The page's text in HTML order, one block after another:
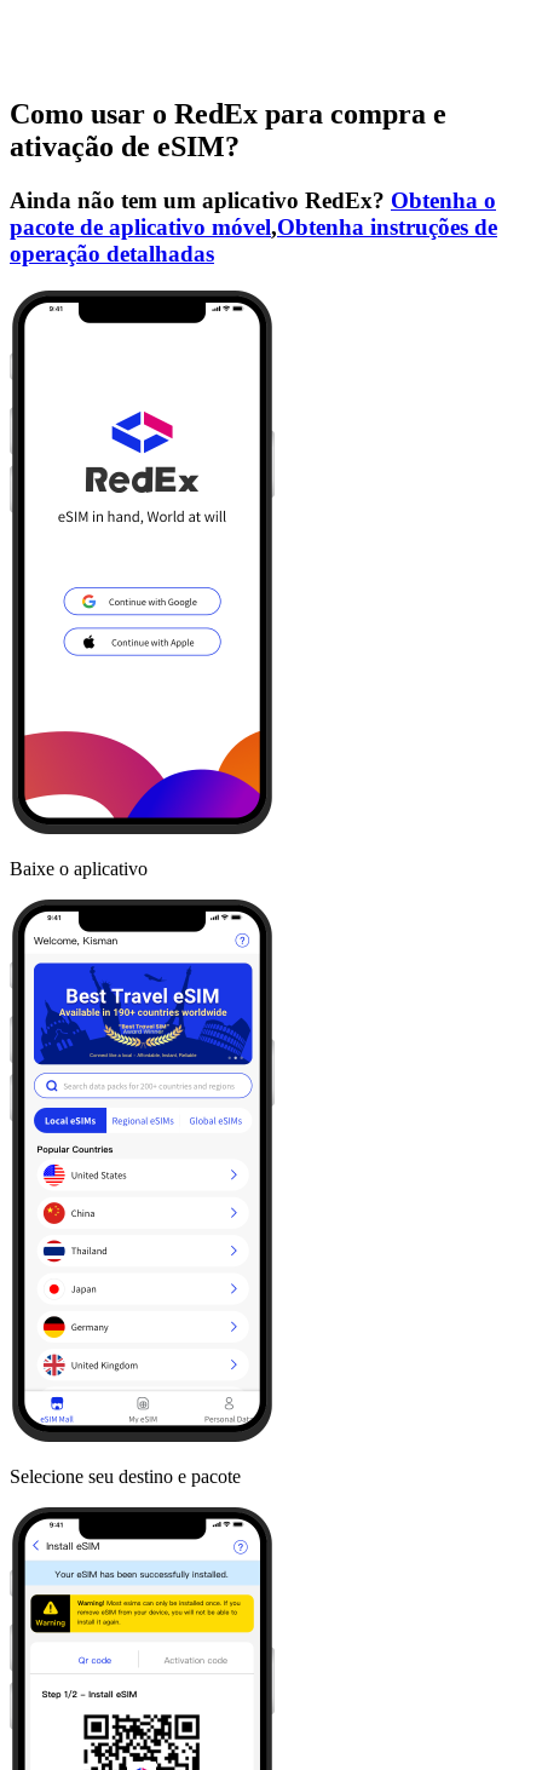
Como usar o RedEx para compra e
ativação de eSIM?
Ainda não tem um aplicativo RedEx? Obtenha o
pacote de aplicativo móvel,Obtenha instruções de
operação detalhadas
Baixe o aplicativo
Selecione seu destino e pacote